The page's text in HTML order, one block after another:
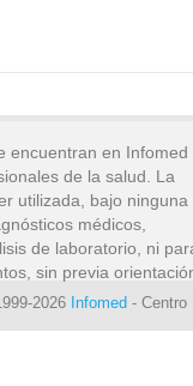
encuentran en Infomed
de la salud. La
utilizada, bajo ninguna
médicos,
de laboratorio, ni
sin previa
2026 Infomed - Centro